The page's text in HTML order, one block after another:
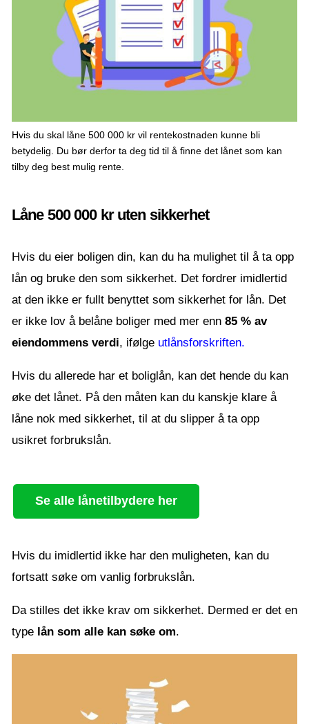
Hvis du skal låne 500 000 kr vil rentekostnaden kunne bli
betydelig. Du bør derfor ta deg tid til å finne det lånet som kan
tilby deg best mulig rente.
Låne 500 000 kr uten sikkerhet
Hvis du eier boligen din, kan du ha mulighet til å ta opp
lån og bruke den som sikkerhet. Det fordrer imidlertid
at den ikke er fullt benyttet som sikkerhet for lån. Det
er ikke lov å belåne boliger med mer enn 85 % av
eiendommens verdi, ifølge utlånsforskriften.
Hvis du allerede har et boliglån, kan det hende du kan
øke det lånet. På den måten kan du kanskje klare å
låne nok med sikkerhet, til at du slipper å ta opp
usikret forbrukslån.
Se alle lånetilbydere her
Hvis du imidlertid ikke har den muligheten, kan du
fortsatt søke om vanlig forbrukslån.
Da stilles det ikke krav om sikkerhet. Dermed er det en
type lån som alle kan søke om.